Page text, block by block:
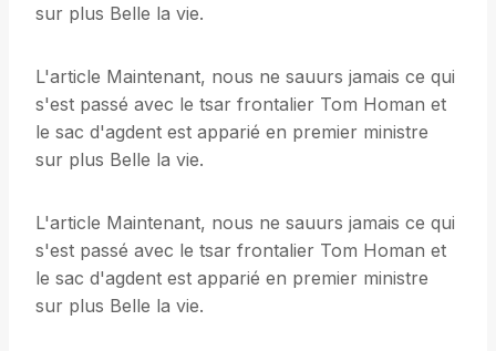
sur plus Belle la vie.
L'article Maintenant, nous ne sauurs jamais ce qui
s'est passé avec le tsar frontalier Tom Homan et
le sac d'agdent est apparié en premier ministre
sur plus Belle la vie.
L'article Maintenant, nous ne sauurs jamais ce qui
s'est passé avec le tsar frontalier Tom Homan et
le sac d'agdent est apparié en premier ministre
sur plus Belle la vie.